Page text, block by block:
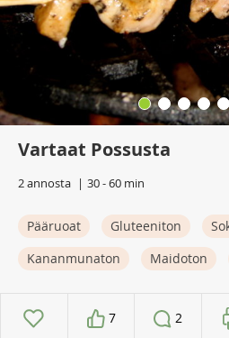
Vartaat Possusta
2 annosta 30 - 60 min
Pääruoat Gluteeniton
Kananmunaton
Maidoton
7 2